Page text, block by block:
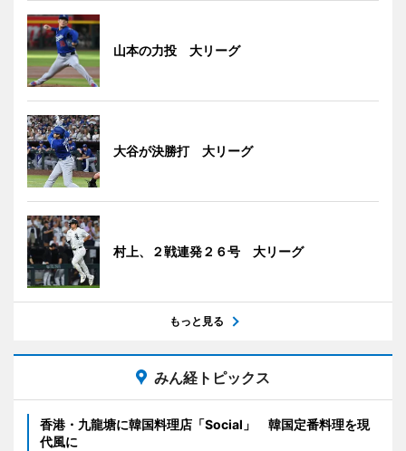
山本の力投 大リーグ
大谷が決勝打 大リーグ
村上、２戦連発２６号 大リーグ
もっと見る
みん経トピックス
香港・九龍塘に韓国料理店「Social」 韓国定番料理を現
代風に